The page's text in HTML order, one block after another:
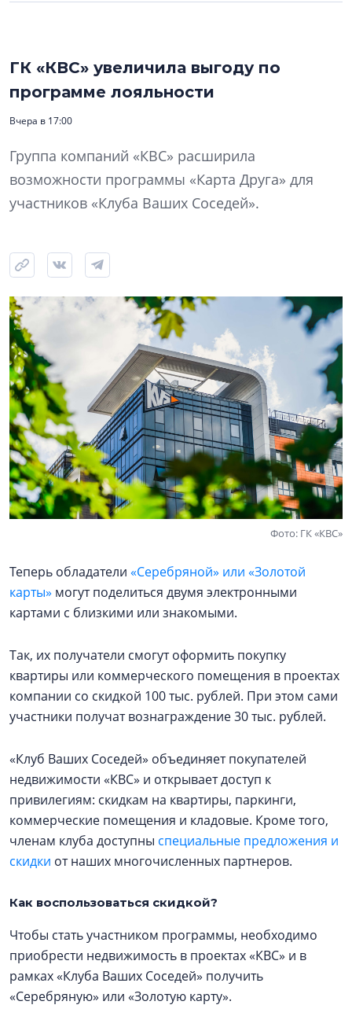
ГК «КВС» увеличила выгоду по
программе лояльности
Вчера в 17:00
Группа компаний «КВС» расширила
возможности программы «Карта Друга» для
участников «Клуба Ваших Соседей».
Фото: ГК «КВС»
Теперь обладатели «Серебряной» или «Золотой
карты» могут поделиться двумя электронными
картами с близкими или знакомыми.
Так, их получатели смогут оформить покупку
квартиры или коммерческого помещения в проектах
компании со скидкой 100 тыс. рублей. При этом сами
участники получат вознаграждение 30 тыс. рублей.
«Клуб Ваших Соседей» объединяет покупателей
недвижимости «КВС» и открывает доступ к
привилегиям: скидкам на квартиры, паркинги,
коммерческие помещения и кладовые. Кроме того,
членам клуба доступны специальные предложения и
скидки от наших многочисленных партнеров.
Как воспользоваться скидкой?
Чтобы стать участником программы, необходимо
приобрести недвижимость в проектах «КВС» и в
рамках «Клуба Ваших Соседей» получить
«Серебряную» или «Золотую карту».